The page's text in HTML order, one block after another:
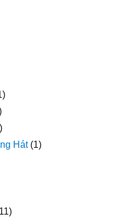
Hát(1)